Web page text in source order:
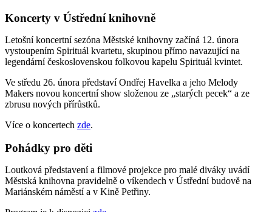
Koncerty v Ústřední knihovně
Letošní koncertní sezóna Městské knihovny začíná 12. února
vystoupením Spirituál kvartetu, skupinou přímo navazující na
legendární československou folkovou kapelu Spirituál kvintet.
Ve středu 26. února představí Ondřej Havelka a jeho Melody
Makers novou koncertní show složenou ze „starých pecek“ a ze
zbrusu nových přírůstků.
Více o koncertech zde.
Pohádky pro děti
Loutková představení a filmové projekce pro malé diváky uvádí
Městská knihovna pravidelně o víkendech v Ústřední budově na
Mariánském náměstí a v Kině Petřiny.